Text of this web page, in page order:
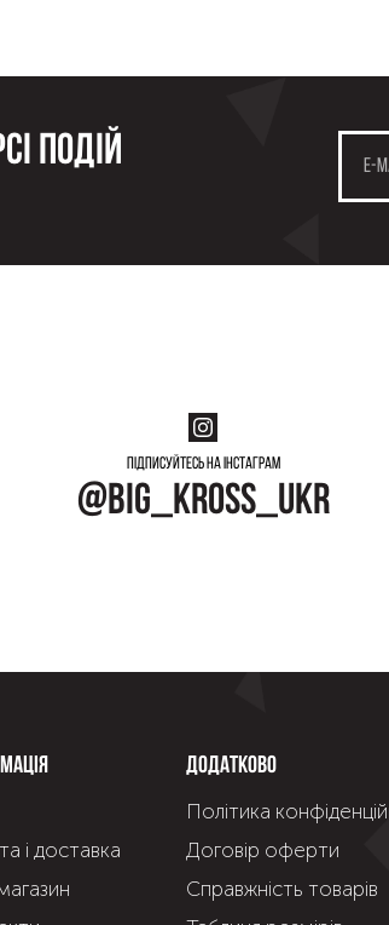
подій
Підписуйтесь на інстаграм
@big_kross_ukr
і доставка
Додатково
Політика
Договір оферти
Справжнiсть товарiв